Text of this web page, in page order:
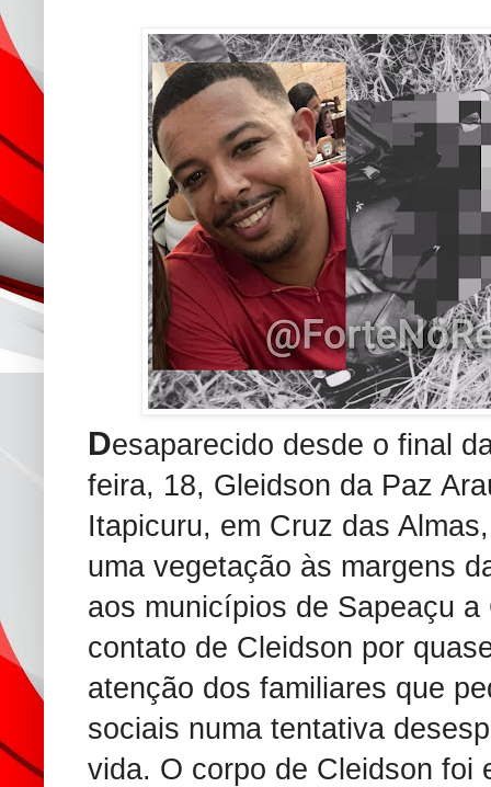
Desaparecido desde o final
feira, 18, Gleidson da Paz
Itapicuru, em Cruz das
uma vegetação às margens
aos municípios de Sapeaçu
contato de Cleidson por
atenção dos familiares que
sociais numa tentativa
vida. O corpo de Cleidson foi